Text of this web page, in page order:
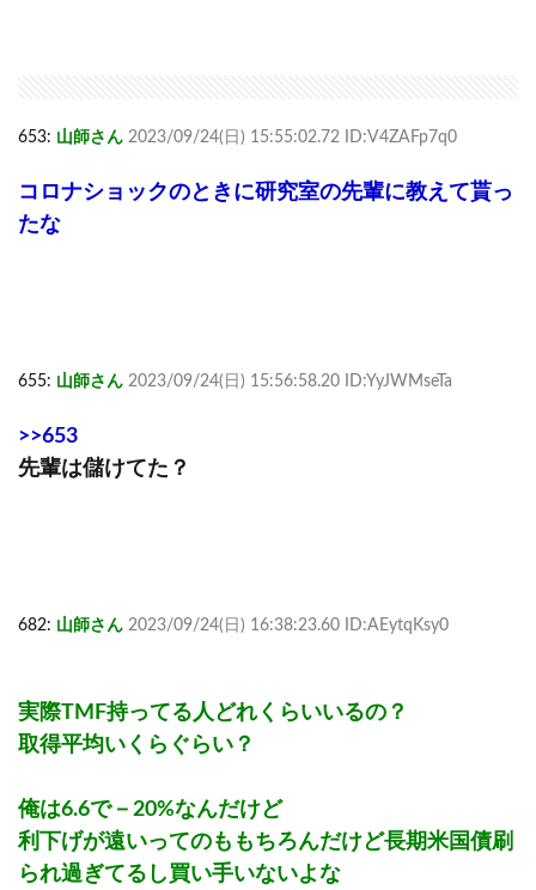
653: 山師さん 2023/09/24(日) 15:55:02.72 ID:V4ZAFp7q0
コロナショックのときに研究室の先輩に教えて貰っ
たな
655: 山師さん 2023/09/24(日) 15:56:58.20 ID:YyJWMseTa
>>653
先輩は儲けてた？
682: 山師さん 2023/09/24(日) 16:38:23.60 ID:AEytqKsy0
実際TMF持ってる人どれくらいいるの？
取得平均いくらぐらい？
俺は6.6で－20%なんだけど
利下げが遠いってのももちろんだけど長期米国債刷
られ過ぎてるし買い手いないよな